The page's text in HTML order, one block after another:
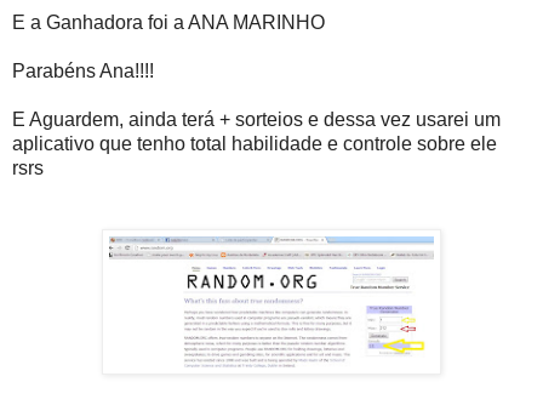
E a Ganhadora foi a ANA MARINHO
Parabéns Ana!!!!
E Aguardem, ainda terá + sorteios e dessa vez usarei um
aplicativo que tenho total habilidade e controle sobre ele
rsrs